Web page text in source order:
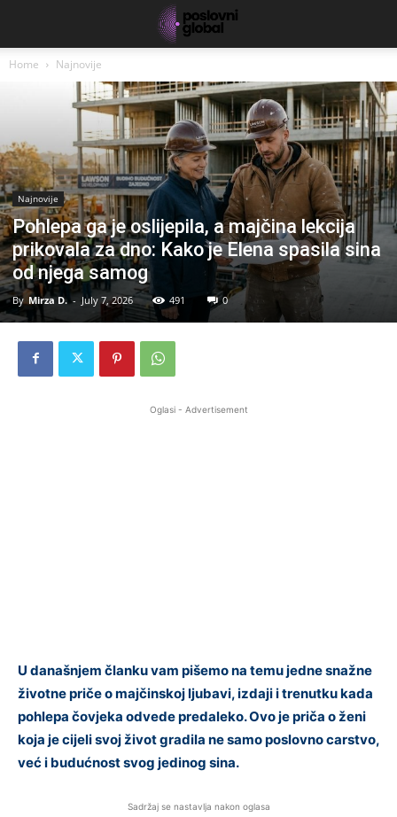
Home Najnovije
Najnovije
Pohlepa ga je oslijepila, a majčina lekcija
prikovala za dno: Kako je Elena spasila sina
od njega samog
By Mirza D. - July 7, 2026 491 0
Oglasi - Advertisement
U današnjem članku vam pišemo na temu jedne snažne
životne priče o majčinskoj ljubavi, izdaji i trenutku kada
pohlepa čovjeka odvede predaleko. Ovo je priča o ženi
koja je cijeli svoj život gradila ne samo poslovno carstvo,
već i budućnost svog jedinog sina.
Sadržaj se nastavlja nakon oglasa